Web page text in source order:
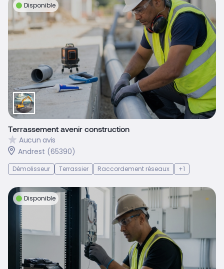
Disponible
Terrassement avenir construction
Aucun avis
Andrest (65390)
Démolisseur Terrassier Raccordement réseaux +1
Disponible